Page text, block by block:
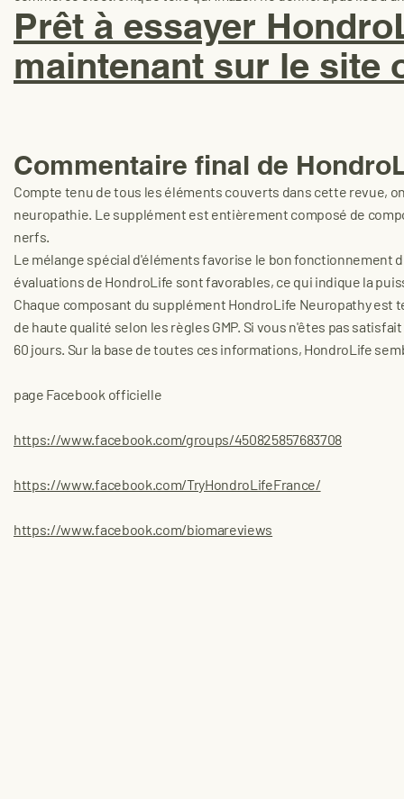
Prêt à essayer
maintenant sur le site
Commentaire final de
Compte tenu de tous les éléments couverts dans cette revue,
neuropathie. Le supplément est entièrement composé de
nerfs.
Le mélange spécial d'éléments favorise le bon fonctionnement
évaluations de HondroLife sont favorables, ce qui indique la
Chaque composant du supplément HondroLife Neuropathy
de haute qualité selon les règles GMP. Si vous n'êtes pas
60 jours. Sur la base de toutes ces informations, HondroLife
page Facebook officielle
https://www.facebook.com/groups/450825857683708
https://www.facebook.com/TryHondroLifeFrance/
https://www.facebook.com/biomareviews